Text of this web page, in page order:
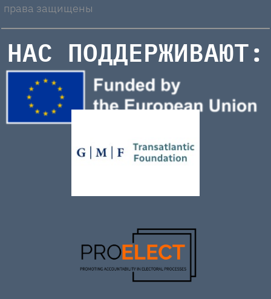
права защищены
НАС ПОДДЕРЖИВАЮТ: